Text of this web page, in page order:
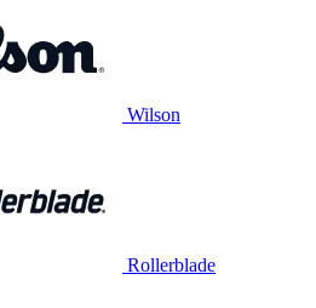
Wilson
Rollerblade